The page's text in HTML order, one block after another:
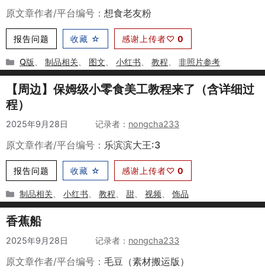
原文章作者/平台编号： 想食老友粉
报告问题 收藏 ☆ 感谢上传者♡ 0
分
类
Q版 、制品相关 图文 、小红书 、教程 、非照片参考
【周边】保姆级小零食美工教程来了（含详细过
程）
2025年9月28日 nongcha233
原文章作者/平台编号： 乐滨滨大王:3
报告问题 收藏 ☆ 感谢上传者♡ 0
分
类
制品相关 、小红书 、教程 、甜 、视频 、饰品
香蕉船
2025年9月28日 nongcha233
原文章作者/平台编号： 毛豆（素材搬运版）